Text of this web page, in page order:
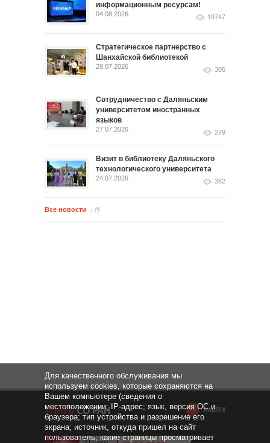
информационным ресурсам!
04.08.2026 19747
Стратегическое партнерство с
Шанхайской библиотекой
28.07.2026 305
Сотрудничество с Даляньским
университетом иностранных
языков
27.07.2026 279
Визит в библиотеку Даляньского
технологического университета
24.07.2026 382
Все новости
НАВЕРХ
Для качественного обслуживания мы
используем cookies, которые сохраняются на
Вашем компьютере (сведения о
местоположении; IP-адрес; язык, версия ОС и
браузера; тип устройства и разрешение его
экрана; источник, откуда пришел на сайт
пользователь; какие страницы просматривает